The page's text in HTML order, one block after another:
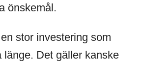
önskemål.
stor investering som
länge. Det gäller kanske